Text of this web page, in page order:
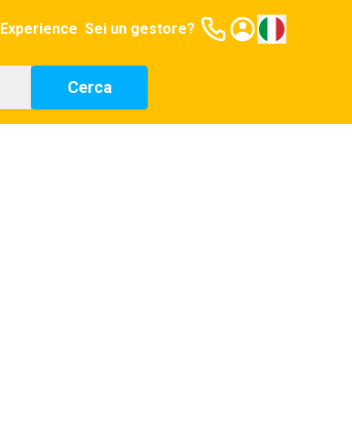
Experience Sei un gestore?
Cerca